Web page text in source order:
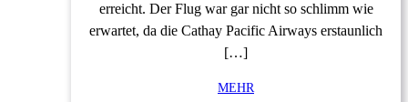
erreicht. Der Flug war gar nicht so schlimm wie
erwartet, da die Cathay Pacific Airways erstaunlich
[…]
MEHR